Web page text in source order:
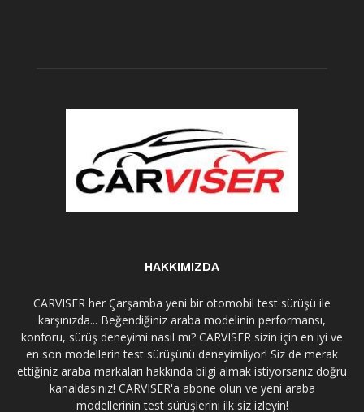
HAKKIMIZDA
CARVISER her Çarşamba yeni bir otomobil test sürüşü ile
karşınızda... Beğendiğiniz araba modelinin performansı,
konforu, sürüş deneyimi nasıl mı? CARVISER sizin için en iyi ve
en son modellerin test sürüşünü deneyimliyor! Siz de merak
ettiğiniz araba markaları hakkında bilgi almak istiyorsanız doğru
kanaldasınız! CARVISER'a abone olun ve yeni araba
modellerinin test sürüşlerini ilk siz izleyin!